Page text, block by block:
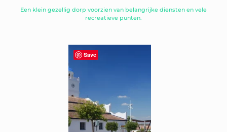
Een klein gezellig dorp voorzien van belangrijke diensten en vele
recreatieve punten.
Save